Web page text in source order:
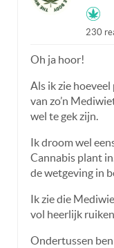
230
Oh ja hoor!
Als ik zie
van zo’n
wel te gek zijn.
Ik droom wel
Cannabis plant
de wetgeving in
Ik zie die
vol heerlijk
Ondertussen